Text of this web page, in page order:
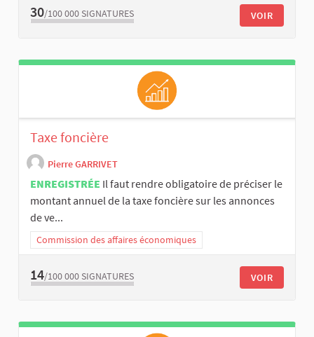
30/100 000 SIGNATURES VOIR
Taxe foncière
Pierre GARRIVET
ENREGISTRÉE Il faut rendre obligatoire de préciser le
montant annuel de la taxe foncière sur les annonces
de ve...
Commission des affaires économiques
14/100 000 SIGNATURES VOIR